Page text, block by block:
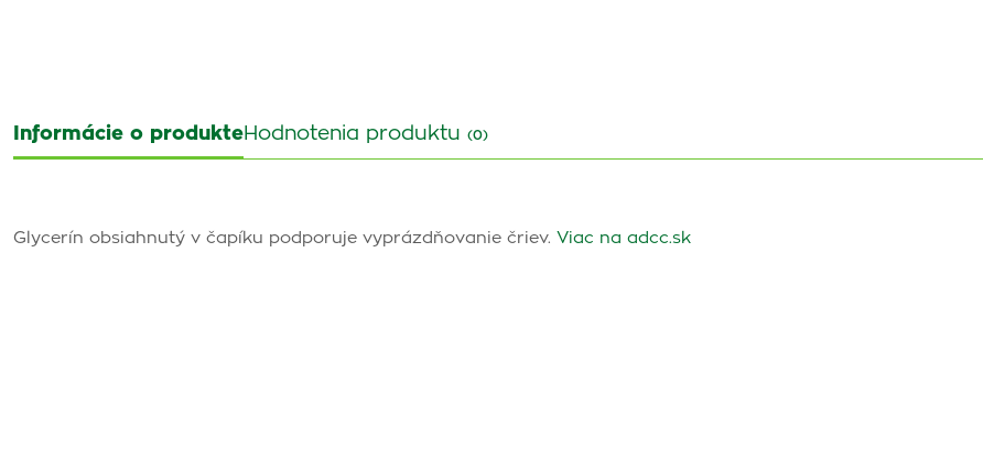
Informácie o produkteHodnotenia produktu (0)
Glycerín obsiahnutý v čapíku podporuje vyprázdňovanie čriev. Viac na adcc.sk